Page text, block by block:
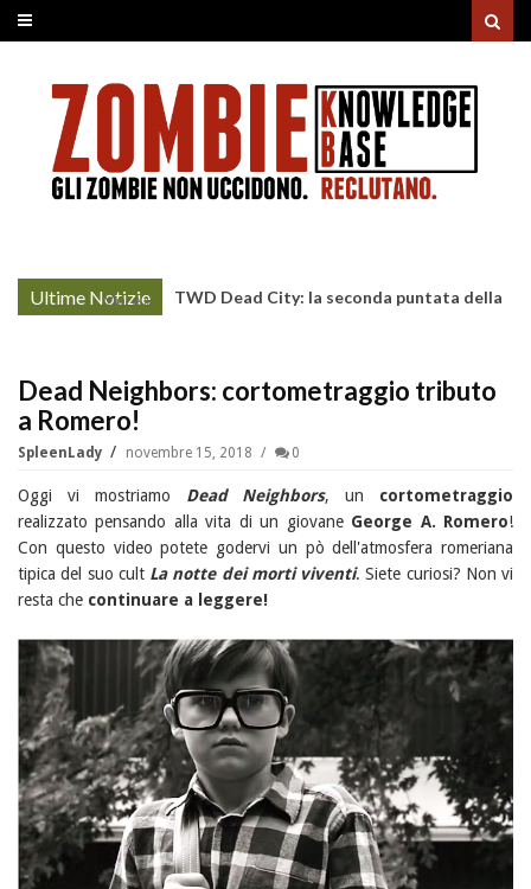
Ultime Notizie
More »
TWD Dead City: la seconda puntata della
Dead Neighbors: cortometraggio tributo
a Romero!
SpleenLady novembre 15, 2018 0
Oggi vi mostriamo Dead Neighbors, un cortometraggio
realizzato pensando alla vita di un giovane George A. Romero!
Con questo video potete godervi un pò dell'atmosfera romeriana
tipica del suo cult La notte dei morti viventi. Siete curiosi? Non vi
resta che continuare a leggere!